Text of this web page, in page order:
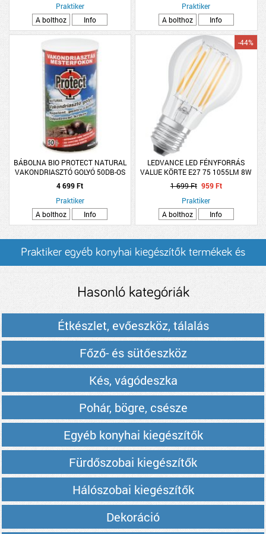
Praktiker
A bolthoz
Info
Praktiker
A bolthoz
Info
BÁBOLNA BIO PROTECT NATURAL
VAKONDRIASZTÓ GOLYÓ 50DB-OS
4 699 Ft
Praktiker
A bolthoz
Info
LEDVANCE LED FÉNYFORRÁS
VALUE KÖRTE E27 75 1055LM 8W
MELEG ÁTL. ÜVEG FILAMENT
-44%
1 699 Ft 959 Ft
Praktiker
A bolthoz
Info
Praktiker egyéb konyhai kiegészítők termékek és
Hasonló kategóriák
Étkészlet, evőeszköz, tálalás
Főző- és sütőeszköz
Kés, vágódeszka
Pohár, bögre, csésze
Egyéb konyhai kiegészítők
Fürdőszobai kiegészítők
Hálószobai kiegészítők
Dekoráció